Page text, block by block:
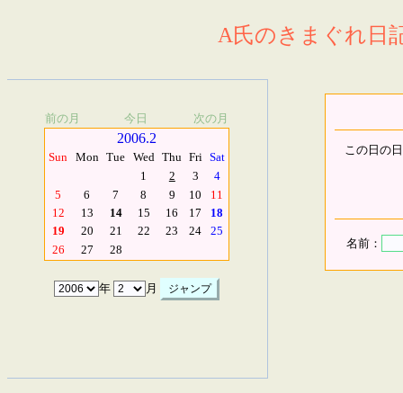
A氏のきまぐれ日
前の月 今日 次の月
2006.2
Sun Mon Tue Wed Thu Fri Sat
1
2 3
4
5
6 7 8 9 10
11
12
13 14 15 16 17
18
19
20 21 22 23 24
25
26
27 28
年 月
この日の
名前：